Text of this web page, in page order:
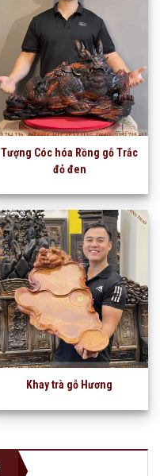
Tượng Cóc hóa Rồng gỗ Trắc
đỏ đen
Khay trà gỗ Hương